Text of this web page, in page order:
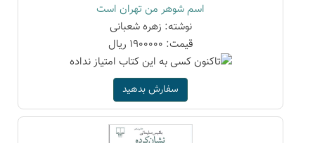
اسم شوهر من تهران است
نوشته: زهره شعبانی
قیمت: 1900000 ریال
سفارش بدهید